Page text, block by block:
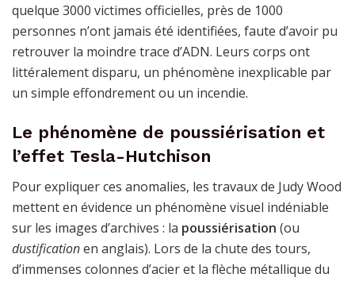
quelque 3000 victimes officielles, près de 1000
personnes n’ont jamais été identifiées, faute d’avoir pu
retrouver la moindre trace d’ADN. Leurs corps ont
littéralement disparu, un phénomène inexplicable par
un simple effondrement ou un incendie.
Le phénomène de poussiérisation et
l’effet Tesla-Hutchison
Pour expliquer ces anomalies, les travaux de Judy Wood
mettent en évidence un phénomène visuel indéniable
sur les images d’archives : la poussiérisation (ou
dustificationen anglais). Lors de la chute des tours,
d’immenses colonnes d’acier et la flèche métallique du